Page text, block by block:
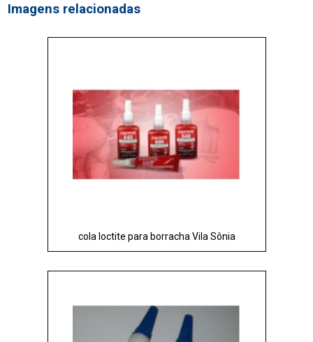
Imagens relacionadas
cola loctite para borracha Vila Sônia